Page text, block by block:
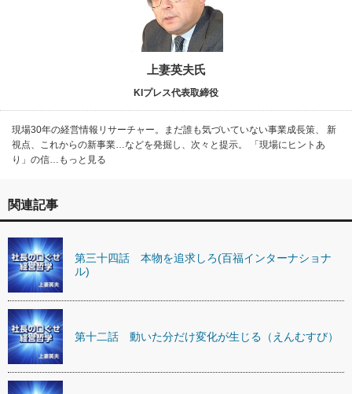
上妻英夫氏
KIプレス代表取締役
現場30年の経営情報リサーチャー。まだ誰も気づいていない事業成長策、 新
視点、これからの新事業…などを発掘し、次々と提示。 「現場にヒントあ
り」の信…もっと見る
関連記事
第三十四話 本物を追求しろ(百福インターナショナ
ル)
第十二話 動いた分だけ変化が生じる（えんむすび）